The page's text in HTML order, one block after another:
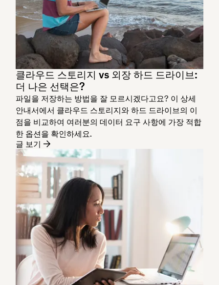
클라우드 스토리지 vs 외장 하드 드라이브:
더 나은 선택은?
파일을 저장하는 방법을 잘 모르시겠다고요? 이 상세
안내서에서 클라우드 스토리지와 하드 드라이브의 이
점을 비교하여 여러분의 데이터 요구 사항에 가장 적합
한 옵션을 확인하세요.
글 보기